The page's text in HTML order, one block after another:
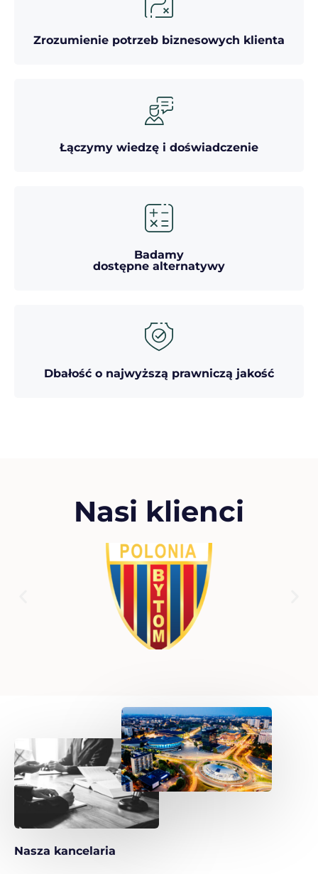
Zrozumienie potrzeb biznesowych klienta
Łączymy wiedzę i doświadczenie
Badamy
dostępne alternatywy
Dbałość o najwyższą prawniczą jakość
Nasi klienci
Nasza kancelaria